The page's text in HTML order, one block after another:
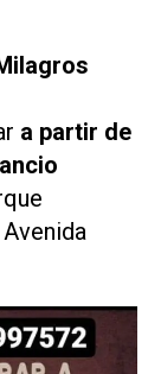
a partir de